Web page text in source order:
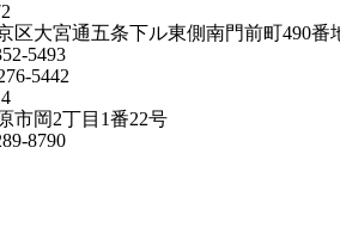
区大宮通五条下ル東側南門前町490番
5493
5442
市岡2丁目1番22号
8790